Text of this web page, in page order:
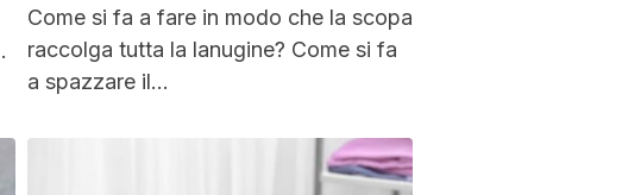
Come si fa a fare in modo che la scopa
raccolga tutta la lanugine? Come si fa
a spazzare il...